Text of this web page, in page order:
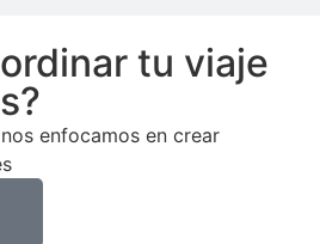
tu viaje
enfocamos en crear